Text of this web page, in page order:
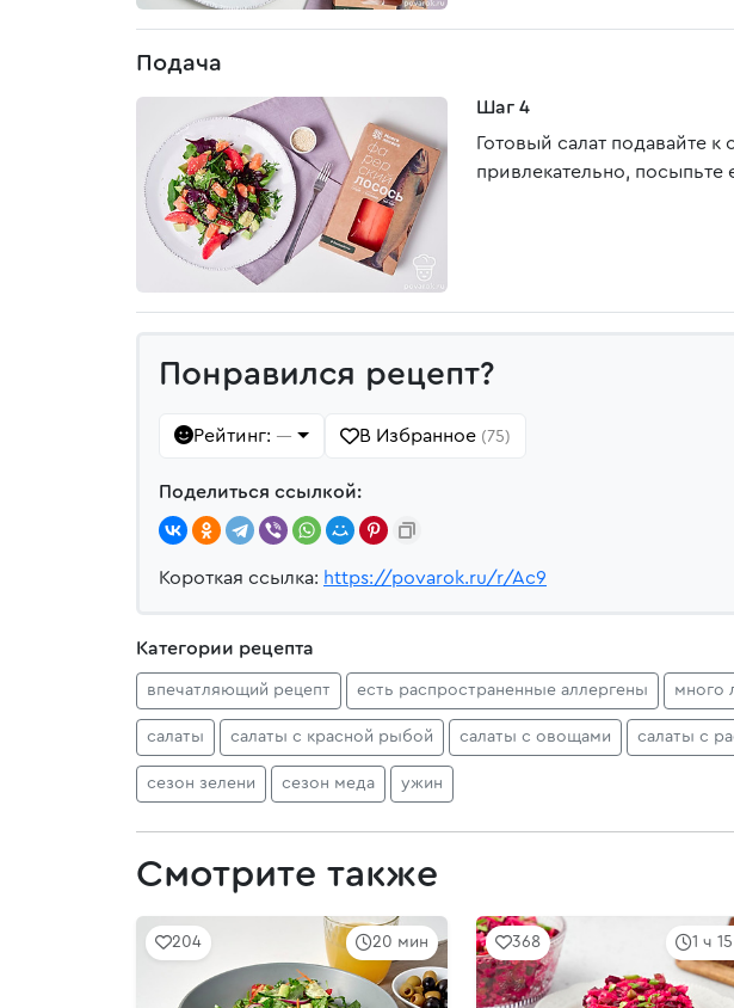
Подача
Шаг 4
Готовый салат подавайте
привлекательно,
Понравился рецепт?
Рейтинг: — В Избранное (75)
Поделиться ссылкой:
Короткая ссылка: https://povarok.ru/r/Ac9
Категории рецепта
впечатляющий рецепт есть распространенные аллергены много
салаты салаты с красной рыбой салаты с овощами салаты с
сезон зелени сезон меда ужин
Смотрите также
20 мин
204 1 ч
368